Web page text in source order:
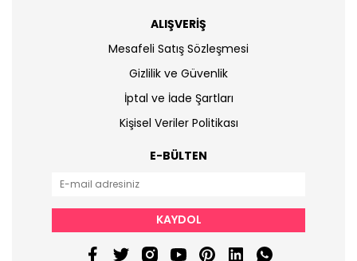
ALIŞVERİŞ
Mesafeli Satış Sözleşmesi
Gizlilik ve Güvenlik
İptal ve İade Şartları
Kişisel Veriler Politikası
E-BÜLTEN
KAYDOL